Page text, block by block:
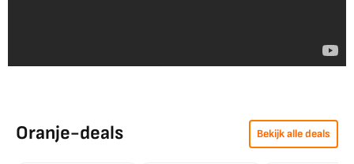
Oranje-deals Bekijk alle deals